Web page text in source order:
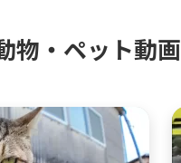
物・ペット動画